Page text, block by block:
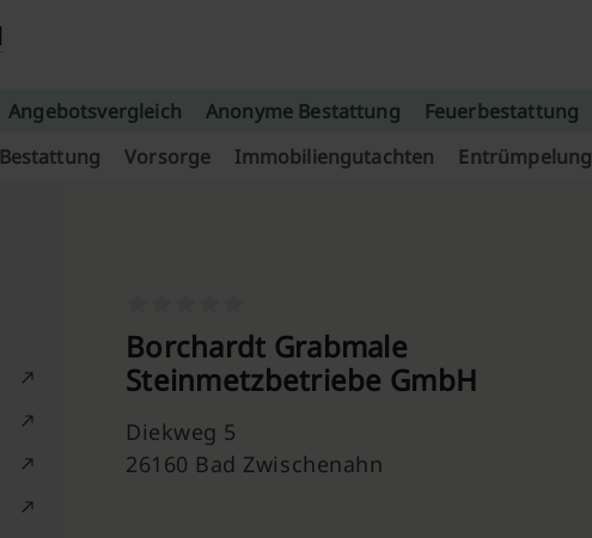
Angebotsvergleich Anonyme Bestattung Feuerbestattung
Bestattung
Vorsorge Immobiliengutachten Entrümpelung
Borchardt Grabmale
Steinmetzbetriebe GmbH
Diekweg 5
26160 Bad Zwischenahn